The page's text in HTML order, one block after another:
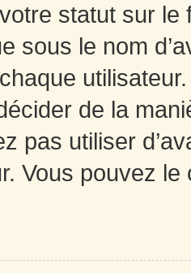
statut sur
sous le nom
utilisateur.
de la
pas utiliser
Vous pouvez